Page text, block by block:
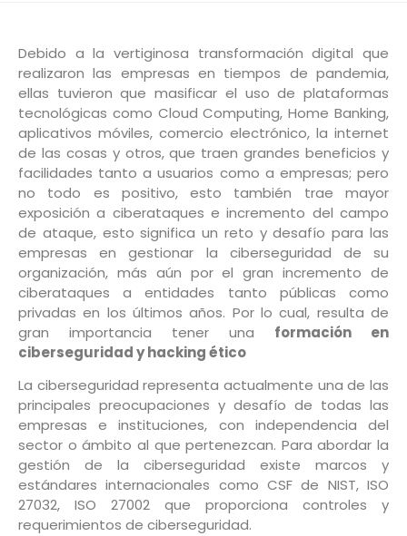
Debido a la vertiginosa transformación digital que
realizaron las empresas en tiempos de pandemia,
ellas tuvieron que masificar el uso de plataformas
tecnológicas como Cloud Computing, Home Banking,
aplicativos móviles, comercio electrónico, la internet
de las cosas y otros, que traen grandes beneficios y
facilidades tanto a usuarios como a empresas; pero
no todo es positivo, esto también trae mayor
exposición a ciberataques e incremento del campo
de ataque, esto significa un reto y desafío para las
empresas en gestionar la ciberseguridad de su
organización, más aún por el gran incremento de
ciberataques a entidades tanto públicas como
privadas en los últimos años. Por lo cual, resulta de
gran importancia tener una formación en
ciberseguridad y hacking ético
La ciberseguridad representa actualmente una de las
principales preocupaciones y desafío de todas las
empresas e instituciones, con independencia del
sector o ámbito al que pertenezcan. Para abordar la
gestión de la ciberseguridad existe marcos y
estándares internacionales como CSF de NIST, ISO
27032, ISO 27002 que proporciona controles y
requerimientos de ciberseguridad.